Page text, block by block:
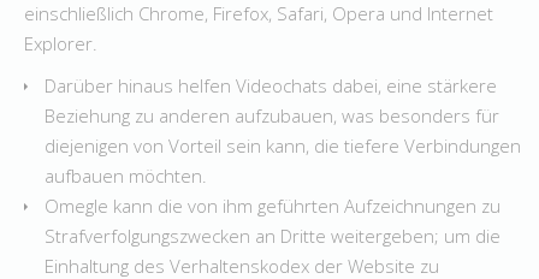
einschließlich Chrome, Firefox, Safari, Opera und Internet
Explorer.
Darüber hinaus helfen Videochats dabei, eine stärkere
Beziehung zu anderen aufzubauen, was besonders für
diejenigen von Vorteil sein kann, die tiefere Verbindungen
aufbauen möchten.
Omegle kann die von ihm geführten Aufzeichnungen zu
Strafverfolgungszwecken an Dritte weitergeben; um die
Einhaltung des Verhaltenskodex der Website zu